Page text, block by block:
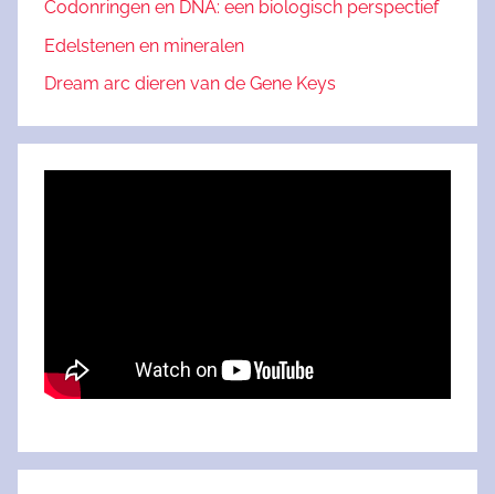
Codonringen en DNA: een biologisch perspectief
Edelstenen en mineralen
Dream arc dieren van de Gene Keys